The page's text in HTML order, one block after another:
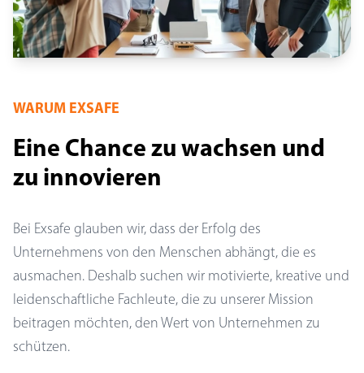
WARUM EXSAFE
Eine Chance zu wachsen und
zu innovieren
Bei Exsafe glauben wir, dass der Erfolg des
Unternehmens von den Menschen abhängt, die es
ausmachen. Deshalb suchen wir motivierte, kreative und
leidenschaftliche Fachleute, die zu unserer Mission
beitragen möchten, den Wert von Unternehmen zu
schützen.